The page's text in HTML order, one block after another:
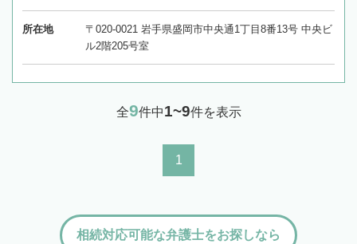
所在地
〒020-0021 岩手県盛岡市中央通1丁目8番13号 中央ビ
ル2階205号室
全9件中1~9件を表示
1
相続対応可能な弁護士をお探しなら